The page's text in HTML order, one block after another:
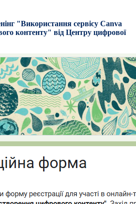
"Використання сервісу Canva
контенту" від Центру цифрової